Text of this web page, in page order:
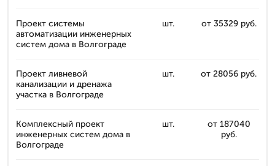
Проект системы
автоматизации инженерных
систем дома в Волгограде
шт. от 35329 руб.
Проект ливневой
канализации и дренажа
участка в Волгограде
шт. от 28056 руб.
Комплексный проект
инженерных систем дома в
Волгограде
шт.
от 187040
руб.